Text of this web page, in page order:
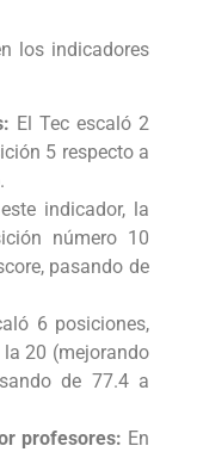
los indicadores
El Tec escaló 2
5 respecto a
indicador, la
número 10
pasando de
6 posiciones,
20 (mejorando
de 77.4 a
profesores: En